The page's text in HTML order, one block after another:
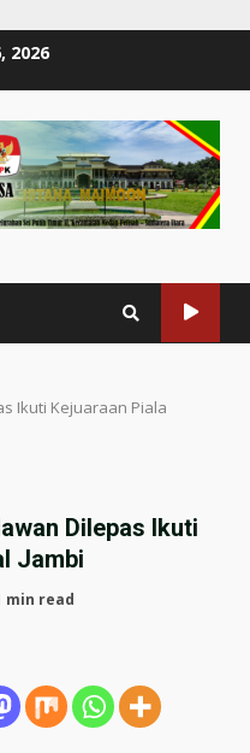
2026
Ikuti Kejuaraan Piala
Dilepas Ikuti
Jambi
min read